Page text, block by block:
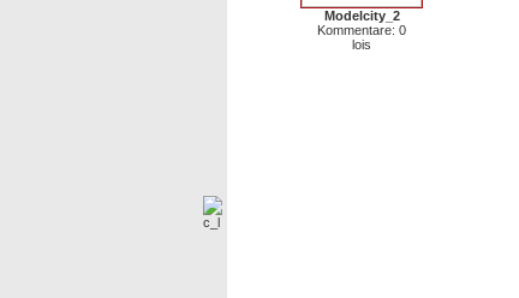
Modelcity_2
Kommentare: 0
lois